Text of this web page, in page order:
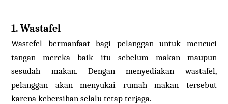
1. Wastafel
Wastefel bermanfaat bagi pelanggan untuk mencuci
tangan mereka baik itu sebelum makan maupun
sesudah makan. Dengan menyediakan wastafel,
pelanggan akan menyukai rumah makan tersebut
karena kebersihan selalu tetap terjaga.